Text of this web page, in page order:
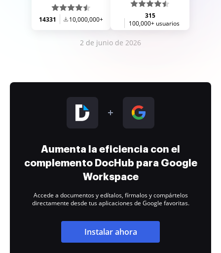
14331 10,000,000+
315
100,000+ usuarios
2 de junio de 2026
Aumenta la eficiencia con el
complemento DocHub para Google
Workspace
Accede a documentos y edítalos, fírmalos y compártelos
directamente desde tus aplicaciones de Google favoritas.
Instalar ahora